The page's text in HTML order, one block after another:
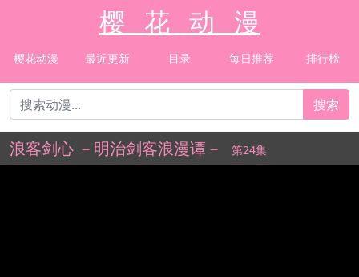
樱 花 动 漫
樱花动漫 最近更新 目录 每日推荐 排行榜
搜索
浪客剑心 －明治剑客浪漫谭－ 第24集